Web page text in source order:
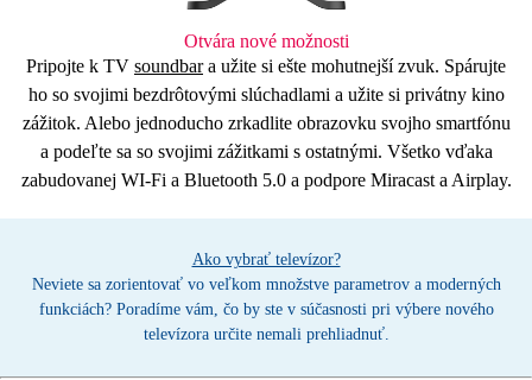
Otvára nové možnosti
soundbara užite si ešte mohutnejší zvuk. Spárujte
ho so svojimi bezdrôtovými slúchadlami a užite si privátny kino
zážitok. Alebo jednoducho zrkadlite obrazovku svojho smartfónu
a podeľte sa so svojimi zážitkami s ostatnými. Všetko vďaka
zabudovanejWI-Fi a Bluetooth 5.0 a podporeMiracast a Airplay.
Neviete sa zorientovať vo veľkom množstve parametrov a moderných
funkciách? Poradíme vám, čo by ste v súčasnosti pri výbere nového
televízora určite nemali prehliadnuť.